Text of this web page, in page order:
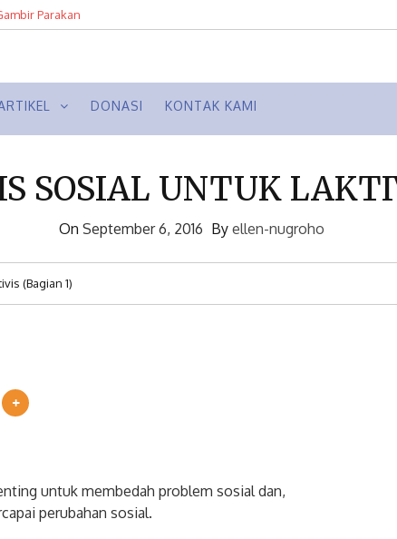
Parakan
Semarang 1930-1950an dari
DONASI KONTAK KAMI
SOSIAL UNTUK
On September 6, 2016 By ellen-nugroho
(Bagian 1)
untuk membedah problem sosial dan,
perubahan sosial.